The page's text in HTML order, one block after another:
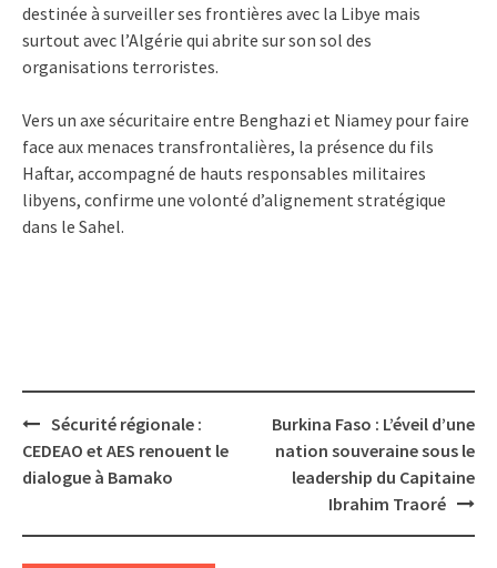
destinée à surveiller ses frontières avec la Libye mais
surtout avec l’Algérie qui abrite sur son sol des
organisations terroristes.
Vers un axe sécuritaire entre Benghazi et Niamey pour faire
face aux menaces transfrontalières, la présence du fils
Haftar, accompagné de hauts responsables militaires
libyens, confirme une volonté d’alignement stratégique
dans le Sahel.
Post
navigation
Sécurité régionale :
CEDEAO et AES renouent le
dialogue à Bamako
Burkina Faso : L’éveil d’une
nation souveraine sous le
leadership du Capitaine
Ibrahim Traoré